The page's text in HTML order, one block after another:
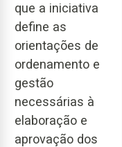
que a iniciativa
define as
orientações de
ordenamento e
gestão
necessárias à
elaboração e
aprovação dos